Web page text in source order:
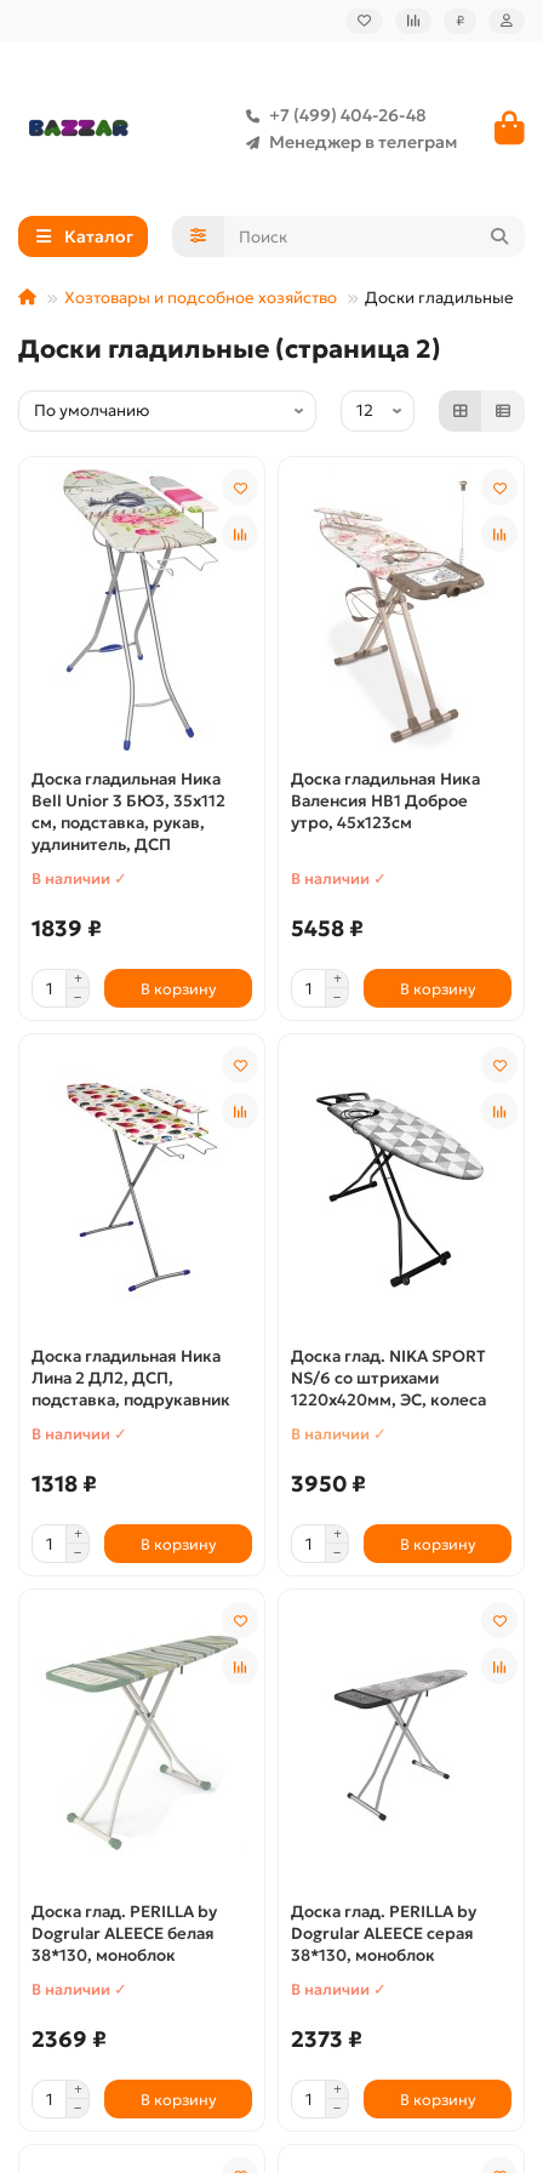
₽
+7 (499) 404-26-48
Менеджер в телеграм
Каталог
Хозтовары и подсобное хозяйство Доски гладильные
Доски гладильные (страница 2)
Доска гладильная Ника
Bell Unior 3 БЮ3, 35х112
см, подставка, рукав,
удлинитель, ДСП
В наличии ✓
1839 ₽
В корзину
Доска гладильная Ника
Валенсия НВ1 Доброе
утро, 45х123см
В наличии ✓
5458 ₽
В корзину
Доска гладильная Ника
Лина 2 ДЛ2, ДСП,
подставка, подрукавник
В наличии ✓
1318 ₽
В корзину
Доска глад. NIKA SPORT
NS/6 со штрихами
1220х420мм, ЭС, колеса
В наличии ✓
3950 ₽
В корзину
Доска глад. PERILLA by
Dogrular ALEECE белая
38*130, моноблок
В наличии ✓
2369 ₽
В корзину
Доска глад. PERILLA by
Dogrular ALEECE серая
38*130, моноблок
В наличии ✓
2373 ₽
В корзину